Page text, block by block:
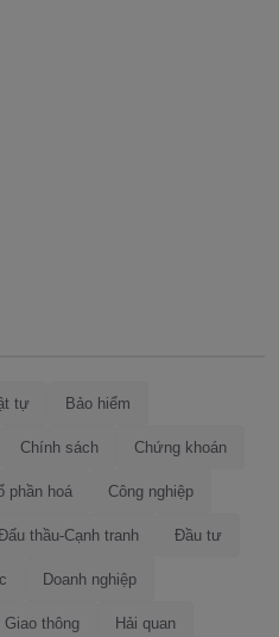
tự Bảo hiểm
Chính sách Chứng khoán
phần hoá Công nghiệp
thầu-Cạnh tranh Đầu tư
Doanh nghiệp
Giao thông Hải quan